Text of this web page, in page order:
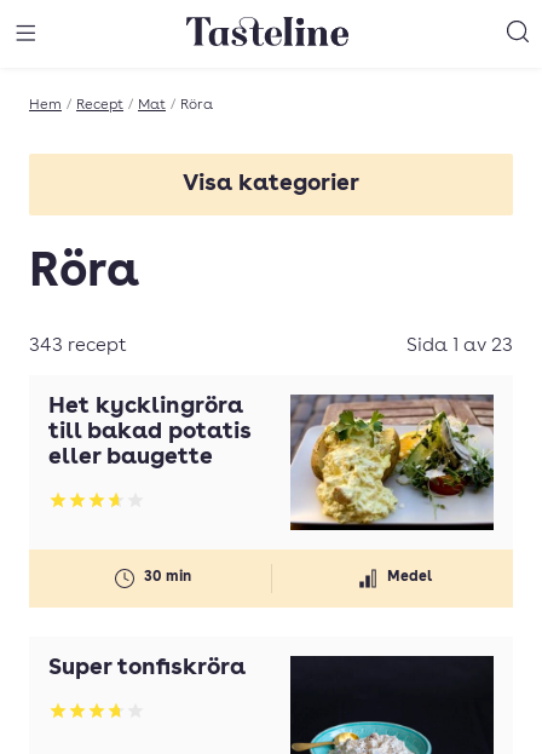
Till Tastelines startsida
Hem / Recept / Mat / Röra
Visa kategorier
Hummus
Röra
343 recept Sida 1 av 23
Het kycklingröra
till bakad potatis
eller baugette
Betyg: 3.63 av 5
30 min Medel
Super tonfiskröra
Betyg: 3.72 av 5